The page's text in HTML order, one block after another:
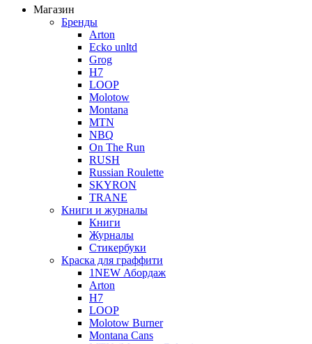
Магазин
Бренды
Arton
Ecko unltd
Grog
H7
LOOP
Molotow
Montana
MTN
NBQ
On The Run
RUSH
Russian Roulette
SKYRON
TRANE
Книги и журналы
Книги
Журналы
Стикербуки
Краска для граффити
1NEW Абордаж
Arton
H7
LOOP
Molotow Burner
Montana Cans